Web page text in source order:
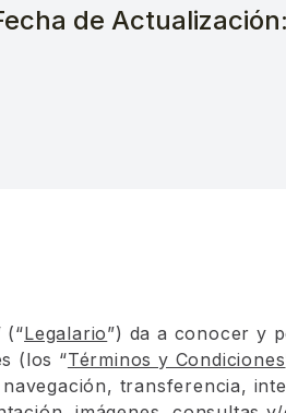
de
(“Legalario”) da a conocer y
(los “Términos y Condiciones
transferencia,